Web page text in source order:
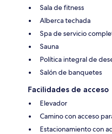
Sala de fitness
Alberca techada
Spa de servicio
Sauna
Política integral de
Salón de banquetes
Facilidades de acceso
Elevador
Camino con acceso
Estacionamiento con